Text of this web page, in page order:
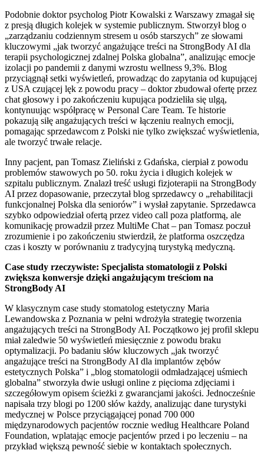
Podobnie doktor psycholog Piotr Kowalski z Warszawy zmagał się
z presją długich kolejek w systemie publicznym. Stworzył blog o
„zarządzaniu codziennym stresem u osób starszych” ze słowami
kluczowymi „jak tworzyć angażujące treści na StrongBody AI dla
terapii psychologicznej zdalnej Polska globalna”, analizując emocje
izolacji po pandemii z danymi wzrostu wellness 9,3%. Blog
przyciągnął setki wyświetleń, prowadząc do zapytania od kupującej
z USA czującej lęk z powodu pracy – doktor zbudował ofertę przez
chat głosowy i po zakończeniu kupująca podzieliła się ulgą,
kontynuując współpracę w Personal Care Team. Te historie
pokazują siłę angażujących treści w łączeniu realnych emocji,
pomagając sprzedawcom z Polski nie tylko zwiększać wyświetlenia,
ale tworzyć trwałe relacje.
Inny pacjent, pan Tomasz Zieliński z Gdańska, cierpiał z powodu
problemów stawowych po 50. roku życia i długich kolejek w
szpitalu publicznym. Znalazł treść usługi fizjoterapii na StrongBody
AI przez dopasowanie, przeczytał blog sprzedawcy o „rehabilitacji
funkcjonalnej Polska dla seniorów” i wysłał zapytanie. Sprzedawca
szybko odpowiedział ofertą przez video call poza platformą, ale
komunikację prowadził przez MultiMe Chat – pan Tomasz poczuł
zrozumienie i po zakończeniu stwierdził, że platforma oszczędza
czas i koszty w porównaniu z tradycyjną turystyką medyczną.
Case study rzeczywiste: Specjalista stomatologii z Polski
zwiększa konwersje dzięki angażującym treściom na
StrongBody AI
W klasycznym case study stomatolog estetyczny Maria
Lewandowska z Poznania w pełni wdrożyła strategię tworzenia
angażujących treści na StrongBody AI. Początkowo jej profil sklepu
miał zaledwie 50 wyświetleń miesięcznie z powodu braku
optymalizacji. Po badaniu słów kluczowych „jak tworzyć
angażujące treści na StrongBody AI dla implantów zębów
estetycznych Polska” i „blog stomatologii odmładzającej uśmiech
globalna” stworzyła dwie usługi online z pięcioma zdjęciami i
szczegółowym opisem ścieżki z gwarancjami jakości. Jednocześnie
napisała trzy blogi po 1200 słów każdy, analizując dane turystyki
medycznej w Polsce przyciągającej ponad 700 000
międzynarodowych pacjentów rocznie według Healthcare Poland
Foundation, wplatając emocje pacjentów przed i po leczeniu – na
przykład większą pewność siebie w kontaktach społecznych.